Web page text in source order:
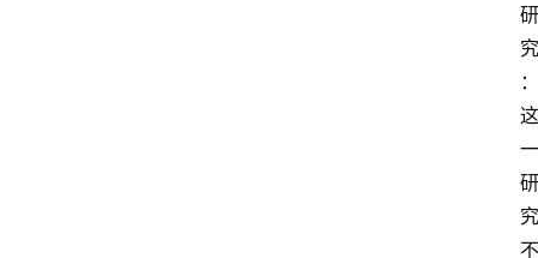
研
究
：
这
一
研
究
不